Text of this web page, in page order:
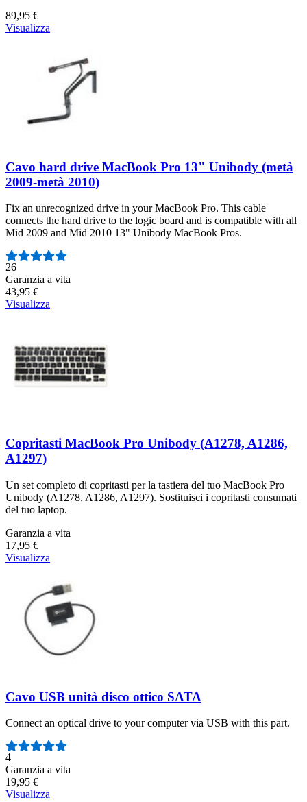
89,95 €
Visualizza
Cavo hard drive MacBook Pro 13" Unibody (metà
2009-metà 2010)
Fix an unrecognized drive in your MacBook Pro. This cable
connects the hard drive to the logic board and is compatible with all
Mid 2009 and Mid 2010 13" Unibody MacBook Pros.
Numero di recensioni:
26
Garanzia a vita
43,95 €
Visualizza
Copritasti MacBook Pro Unibody (A1278, A1286,
A1297)
Un set completo di copritasti per la tastiera del tuo MacBook Pro
Unibody (A1278, A1286, A1297). Sostituisci i copritasti consumati
del tuo laptop.
Garanzia a vita
17,95 €
Visualizza
Cavo USB unità disco ottico SATA
Connect an optical drive to your computer via USB with this part.
Numero di recensioni:
4
Garanzia a vita
19,95 €
Visualizza